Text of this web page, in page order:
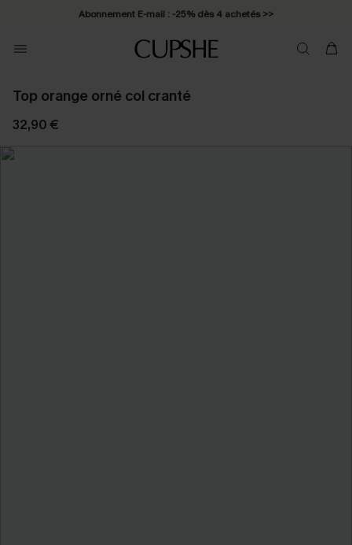
Abonnement E-mail : -25% dès 4 achetés >>
Top orange orné col cranté
32,90 €